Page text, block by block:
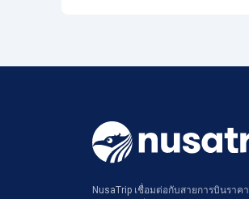
NusaTrip เชื่อมต่อกับสายการบินราค